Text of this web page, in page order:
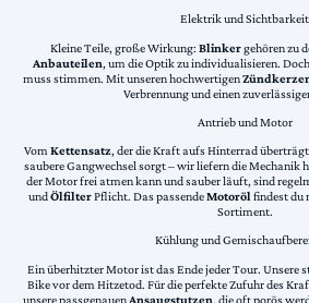
Elektrik und Sichtbarkeit
Kleine Teile, große Wirkung: Blinkergehören zu
Anbauteilen, um die Optik zu individualisieren.
muss stimmen. Mit unseren hochwertigen
Verbrennung und einen
Antrieb und Motor
VomKettensatz, der die Kraft aufs Hinterrad
saubere Gangwechsel sorgt – wir liefern die Mechanik
der Motor frei atmen kann und sauber läuft, sind
undÖlfilterPflicht. Das passendeMotorölfindest du
Sortiment.
Kühlung und
Ein überhitzter Motor ist das Ende jeder Tour. Unsere
Bike vor dem Hitzetod. Für die perfekte Zufuhr des
unsere passgenauenAnsaugstutzen, die oft porös